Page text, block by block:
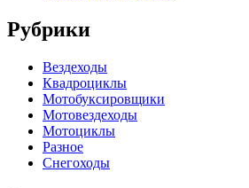
Рубрики
Вездеходы
Квадроциклы
Мотобуксировщики
Мотовездеходы
Мотоциклы
Разное
Снегоходы